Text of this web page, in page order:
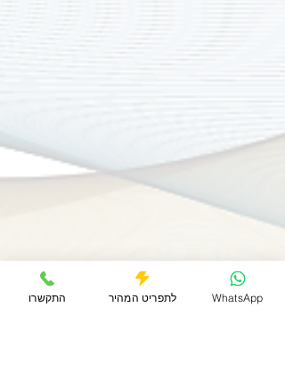
התקשרו לתפריט המהיר WhatsApp